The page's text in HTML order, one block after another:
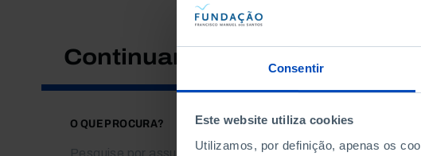
Consentir
Este website utiliza cookies
Utilizamos, por definição, apenas os
Continuar a pesquisar
O QUE PROCURA?